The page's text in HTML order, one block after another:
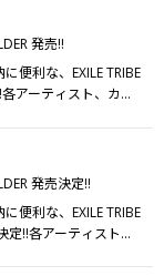
BALLISTIK
て8/9（火）12:00発
発売!!
便利な、EXILE TRIBE
各アーティスト、カラ
・THE
発売決定!!
便利な、EXILE TRIBE
定!!各アーティスト、